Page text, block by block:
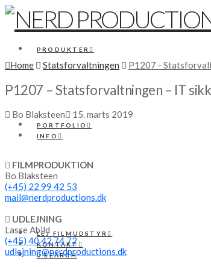
PRODUKTER
PORTFOLIO
INFO
LEJ FILMUDSTYR
KONTAKT
SEARCH
Home Statsforvaltningen P1207 -
P1207 – Statsforvaltningen – IT
Bo Blaksteen 15. marts 2019
FILMPRODUKTION
Bo Blaksteen
(+45) 22 99 42 53
mail@nerdproductions.dk
UDLEJNING
Lasse Abild
(+45) 40 42 74 72
udlejning@nerdproductions.dk